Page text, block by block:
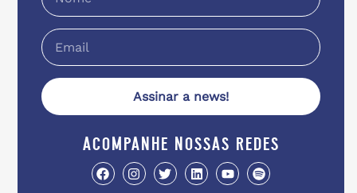
Assinar a news!
acompanhe nossas redes